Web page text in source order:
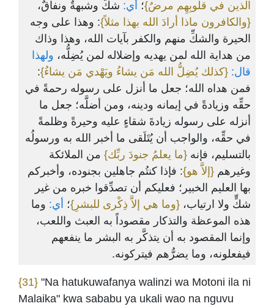
الذين في قلوبِهِم مرضٌ}؛ أي: شكٌّ وشبهةٌ ونفاقٌ،
{والكافرون ماذا أرادَ الله بهذا مثلاً}: وهذا على وجه
الحيرة والشكِّ منهم والكفر بآيات الله، وهذا وذاك
من هداية الله لمن يهديه وإضلاله لمن يُضِلُّه، ولهذا
قال: {كذلك يُضِلُّ الله مَن يشاءُ ويَهْدي مَن يشاءُ}:
فمن هداه الله؛ جعل ما أنزل على رسوله رحمةً في
حقِّه وزيادةً في إيمانه ودينه، ومن أضلَّه؛ جعل ما
أنزله على رسوله زيادةَ شقاءٍ عليه وحيرةً وظلمةً
في حقِّه، والواجب أن يُتَلَقى ما أخبر الله به ورسولُه
بالتسليم، فإنه {ما يعلمُ جنودَ ربِّك} من الملائكة
وغيرهم {إلاَّ هو}: فإذا كنتُم جاهلين بجنوده، وأخبركم
بها العليم الخبير؛ فعليكم أن تصدِّقوا خبره من غير
شكٍّ ولا ارتياب، {وما هي إلاَّ ذِكْرى للبشرِ}؛ أي: وما
هذه الموعظة والتذكار مقصوداً به العبث واللعب،
وإنما المقصود به أن يتذكَّر به البشر ما ينفعهم
فيفعلونه، وما يضرُّهم فيتركونه.
{31} "Na hatukuwafanya walinzi wa Motoni ila ni
Malaika" kwa sababu ya ukali wao na nguvu